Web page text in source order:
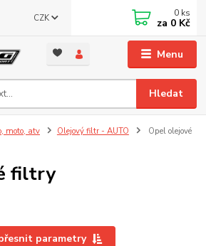
Menu
CZK
Hledat
0 ks
za 0 Kč
moto, atv Olejový filtr - AUTO
Opel olejové
filtry
parametry